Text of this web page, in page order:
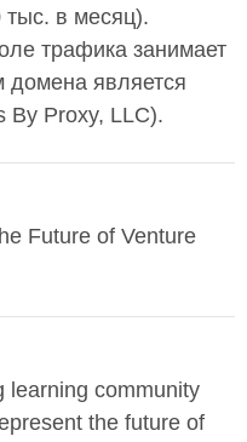
в месяц).
трафика занимает
является
By Proxy, LLC).
Future of Venture
learning community
the future of